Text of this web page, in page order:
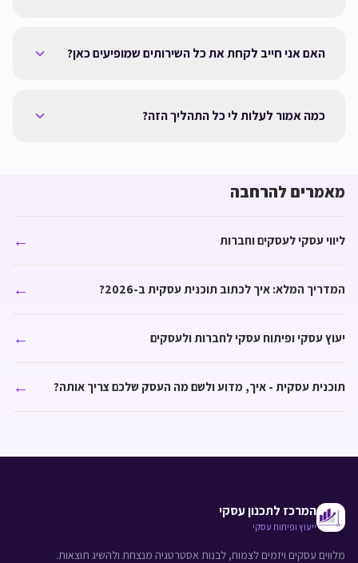
האם אני חייב לקחת את כל השירותים שמופיעים כאן?
כמה אמור לעלות לי כל התהליך הזה?
מאמרים להרחבה
​ליווי עסקי לעסקים וחברות ←
המדריך המלא: איך לכתוב תוכנית עסקית ב-2026? ←
יעוץ עסקי ופיתוח עסקי לחברות ולעסקים ←
תוכנית עסקית - איך, מדוע ולשם מה העסק שלכם צריך אותה? ←
המרכז לתכנון עסקי
ייעוץ ופיתוח עסקי
מלווים עסקים ויזמים לצמוח, לבנות אסטרטגיה מנצחת ולהשיג תוצאות.